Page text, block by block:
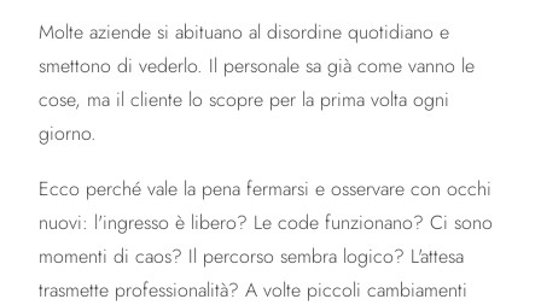
Molte aziende si abituano al disordine quotidiano e
smettono di vederlo. Il personale sa già come vanno le
cose, ma il cliente lo scopre per la prima volta ogni
giorno.
Ecco perché vale la pena fermarsi e osservare con occhi
nuovi: l'ingresso è libero? Le code funzionano? Ci sono
momenti di caos? Il percorso sembra logico? L'attesa
trasmette professionalità? A volte piccoli cambiamenti